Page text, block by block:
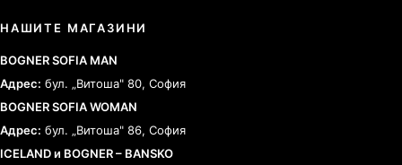
НАШИТЕ МАГАЗИНИ
BOGNER SOFIA MAN
Адрес: бул. „Витоша" 80, София
BOGNER SOFIA WOMAN
Адрес: бул. „Витоша" 86, София
ICELAND и BOGNER – BANSKO